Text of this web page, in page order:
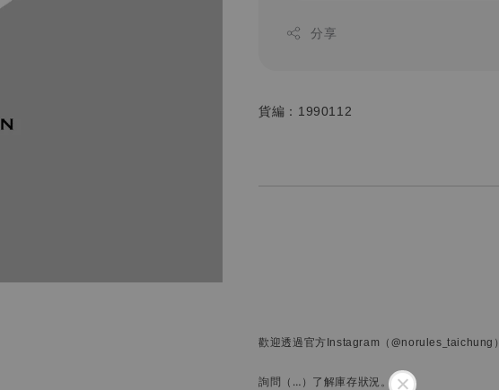
分享
貨編：1990112
歡迎透過官方Instagram （@norules_taichung）
詢問 （…） 了解庫存狀況。